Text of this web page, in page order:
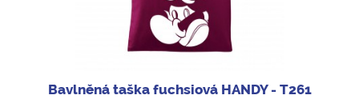
Bavlněná taška fuchsiová HANDY - T261